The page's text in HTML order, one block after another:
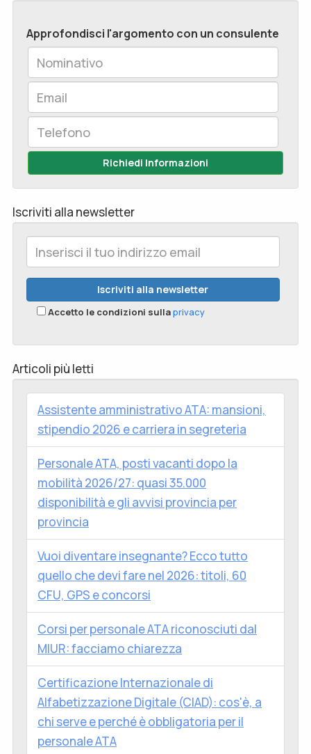
Approfondisci l'argomento con un consulente
Richiedi Informazioni
Iscriviti alla newsletter
Accetto le condizioni sullaprivacy
Articoli più letti
Assistente amministrativo ATA: mansioni,
stipendio 2026 e carriera in segreteria
Personale ATA, posti vacanti dopo la
mobilità 2026/27: quasi 35.000
disponibilità e gli avvisi provincia per
provincia
Vuoi diventare insegnante? Ecco tutto
quello che devi fare nel 2026: titoli, 60
CFU, GPS e concorsi
Corsi per personale ATA riconosciuti dal
MIUR: facciamo chiarezza
Certificazione Internazionale di
Alfabetizzazione Digitale (CIAD): cos'è, a
chi serve e perché è obbligatoria per il
personale ATA